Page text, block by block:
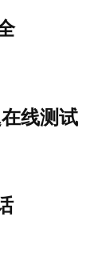
线测试